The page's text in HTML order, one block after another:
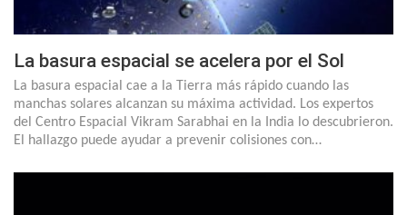
La basura espacial se acelera por el Sol
La basura espacial cae a la Tierra más rápido cuando las
manchas solares alcanzan su máxima actividad. Los expertos
del Centro Espacial Vikram Sarabhai en la India lo descubrieron.
El hallazgo puede ayudar a prevenir colisiones con…